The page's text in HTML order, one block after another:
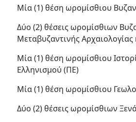
Μία (1) θέση ωρομίσθιου
Δύο (2) θέσεις ωρομίσθιων
Μεταβυζαντινής Αρχαιολογίας
Μία (1) θέση ωρομίσθιου
Ελληνισμού (ΠΕ)
Μία (1) θέση ωρομίσθιου
Δύο (2) θέσεις ωρομίσθιων